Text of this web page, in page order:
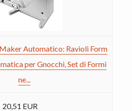
Automatico: Ravioli Form
per Gnocchi, Set di Formi
ne...
20,51 EUR